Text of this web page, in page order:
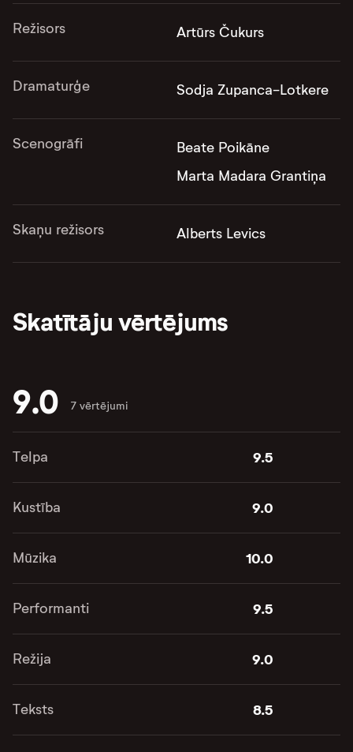
Režisors Artūrs Čukurs
Dramaturģe Sodja Zupanca-Lotkere
Scenogrāfi
Beate Poikāne
Marta Madara Grantiņa
Skaņu režisors Alberts Levics
Skatītāju vērtējums
9.0 7 vērtējumi
Telpa 9.5
Kustība 9.0
Mūzika 10.0
Performanti 9.5
Režija 9.0
Teksts 8.5